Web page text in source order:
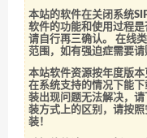
本站的软件在关闭系统
软件的功能和使用过程
请自行再三确认。 在线
范围，如有强迫症需要请
本站软件资源按年度版
在系统支持的情况下能
装出现问题无法解决，
装方式上的区别，请按
装！